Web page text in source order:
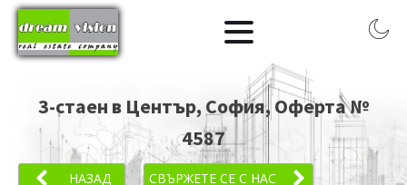
3-стаен в Център, София, Оферта №
4587
НАЗАД СВЪРЖЕТЕ СЕ С НАС